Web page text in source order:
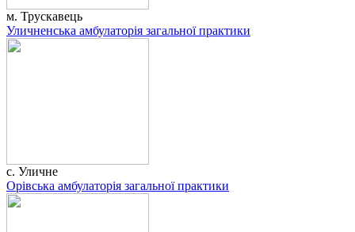
м. Трускавець
Уличненська амбулаторія загальної практики
с. Уличне
Орівська амбулаторія загальної практики